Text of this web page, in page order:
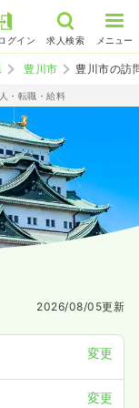
グイン 求人検索 メニュー
豊川市 豊川市の訪
・転職・給料
2026/08/05更新
変更
変更